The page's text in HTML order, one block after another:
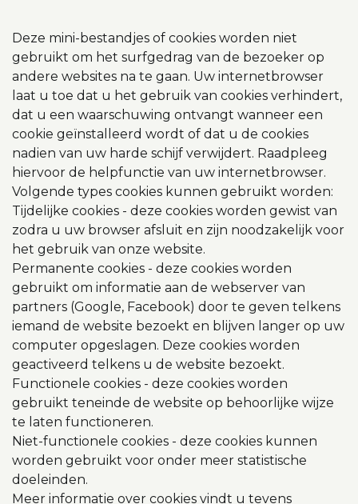
Deze mini-bestandjes of cookies worden niet
gebruikt om het surfgedrag van de bezoeker op
andere websites na te gaan. Uw internetbrowser
laat u toe dat u het gebruik van cookies verhindert,
dat u een waarschuwing ontvangt wanneer een
cookie geïnstalleerd wordt of dat u de cookies
nadien van uw harde schijf verwijdert. Raadpleeg
hiervoor de helpfunctie van uw internetbrowser.
Volgende types cookies kunnen gebruikt worden:
Tijdelijke cookies - deze cookies worden gewist van
zodra u uw browser afsluit en zijn noodzakelijk voor
het gebruik van onze website.
Permanente cookies - deze cookies worden
gebruikt om informatie aan de webserver van
partners (Google, Facebook) door te geven telkens
iemand de website bezoekt en blijven langer op uw
computer opgeslagen. Deze cookies worden
geactiveerd telkens u de website bezoekt.
Functionele cookies - deze cookies worden
gebruikt teneinde de website op behoorlijke wijze
te laten functioneren.
Niet-functionele cookies - deze cookies kunnen
worden gebruikt voor onder meer statistische
doeleinden.
Meer informatie over cookies vindt u tevens